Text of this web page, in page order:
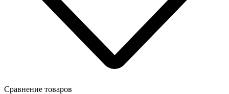
Сравнение товаров